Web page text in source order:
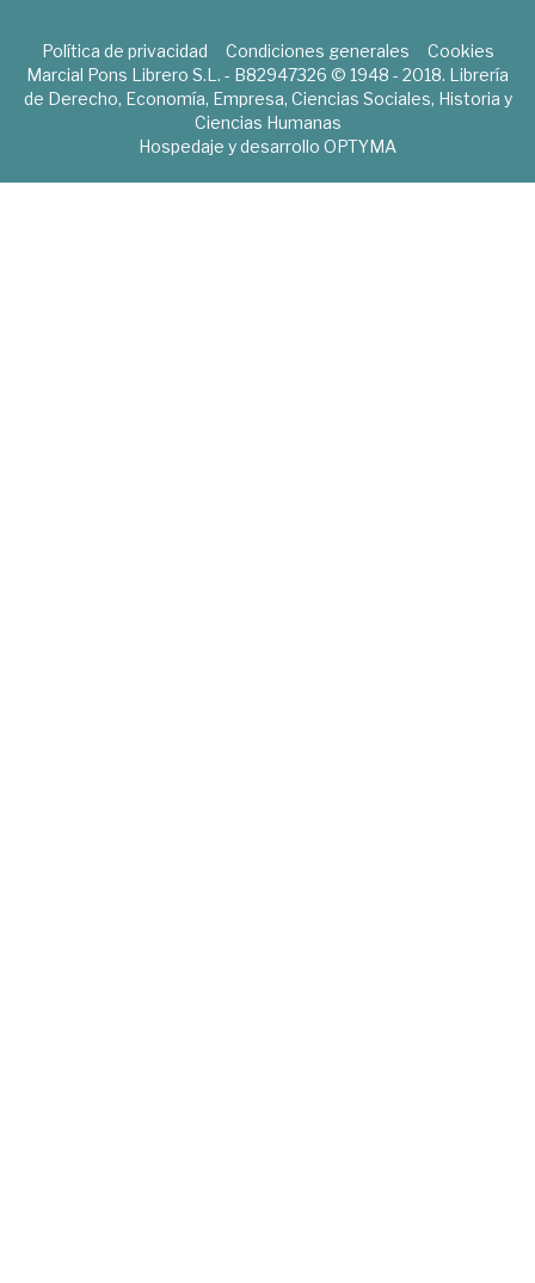
Política de privacidad Condiciones generales
Cookies
Marcial Pons Librero S.L. - B82947326 © 1948 - 2018. Librería
de Derecho, Economía, Empresa, Ciencias Sociales, Historia y
Ciencias Humanas
Hospedaje y desarrollo OPTYMA